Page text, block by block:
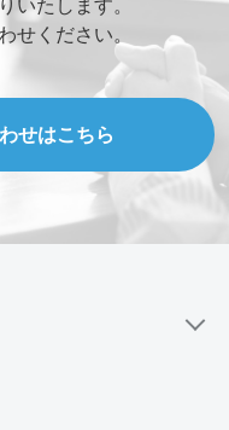
いたします。
せください。
せはこちら